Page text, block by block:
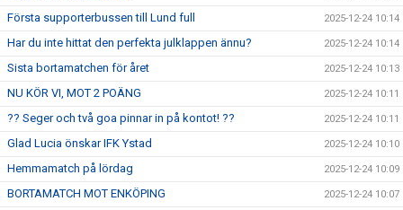
Första supporterbussen till Lund full 2025-12-24 10:14
Har du inte hittat den perfekta julklappen ännu? 2025-12-24 10:14
Sista bortamatchen för året 2025-12-24 10:13
NU KÖR VI, MOT 2 POÄNG 2025-12-24 10:11
?? Seger och två goa pinnar in på kontot! ?? 2025-12-24 10:11
Glad Lucia önskar IFK Ystad 2025-12-24 10:10
Hemmamatch på lördag 2025-12-24 10:09
BORTAMATCH MOT ENKÖPING 2025-12-24 10:07